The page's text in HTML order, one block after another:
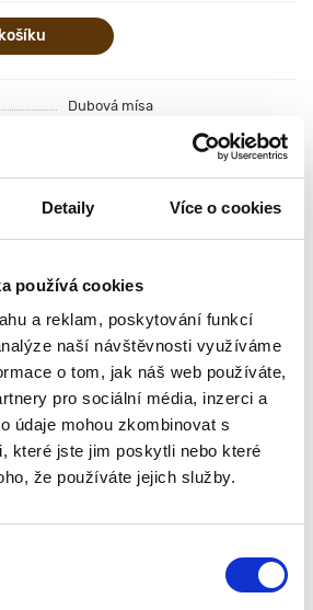
Detaily Více o cookies
používá cookies
a reklam, poskytování funkcí
naší návštěvnosti využíváme
o tom, jak náš web používáte,
pro sociální média, inzerci a
údaje mohou zkombinovat s
které jste jim poskytli nebo které
že používáte jejich služby.
Dubová mísa
130 mm
Dubová mísa o objemu 3 l je
vyrobena z masivního dubového
nerezovou vložku. Je vhodná pro